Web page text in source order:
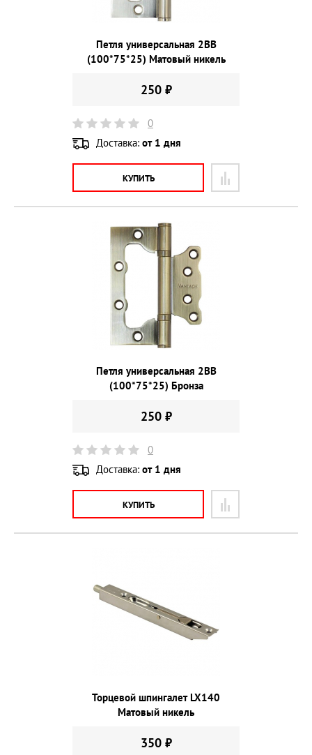
Петля универсальная 2ВВ
(100*75*25) Матовый никель
250 ₽
0
Доставка: от 1 дня
КУПИТЬ
Петля универсальная 2ВВ
(100*75*25) Бронза
250 ₽
0
Доставка: от 1 дня
КУПИТЬ
Торцевой шпингалет LX140
Матовый никель
350 ₽